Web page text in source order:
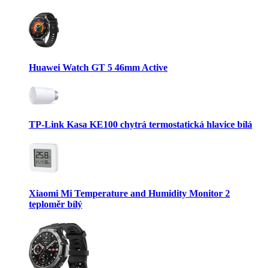
Huawei Watch GT 5 46mm Active
TP-Link Kasa KE100 chytrá termostatická hlavice bílá
Xiaomi Mi Temperature and Humidity Monitor 2
teploměr bílý